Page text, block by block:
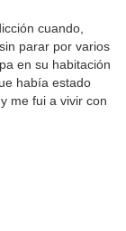
cuando,
parar por varios
en su habitación
había estado
me fui a vivir con